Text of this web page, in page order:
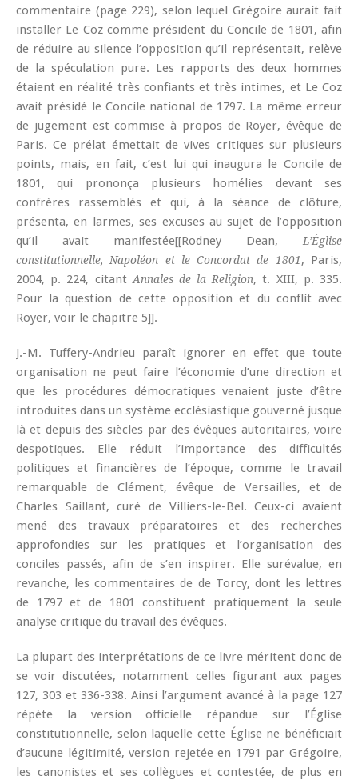
commentaire (page 229), selon lequel Grégoire aurait fait
installer Le Coz comme président du Concile de 1801, afin
de réduire au silence l’opposition qu’il représentait, relève
de la spéculation pure. Les rapports des deux hommes
étaient en réalité très confiants et très intimes, et Le Coz
avait présidé le Concile national de 1797. La même erreur
de jugement est commise à propos de Royer, évêque de
Paris. Ce prélat émettait de vives critiques sur plusieurs
points, mais, en fait, c’est lui qui inaugura le Concile de
1801, qui prononça plusieurs homélies devant ses
confrères rassemblés et qui, à la séance de clôture,
présenta, en larmes, ses excuses au sujet de l’opposition
qu’il avait manifestée[[Rodney Dean, L’Église
constitutionnelle, Napoléon et le Concordat de 1801, Paris,
2004, p. 224, citantAnnales de la Religion, t. XIII, p. 335.
Pour la question de cette opposition et du conflit avec
Royer, voir le chapitre 5]].
J.-M. Tuffery-Andrieu paraît ignorer en effet que toute
organisation ne peut faire l’économie d’une direction et
que les procédures démocratiques venaient juste d’être
introduites dans un système ecclésiastique gouverné jusque
là et depuis des siècles par des évêques autoritaires, voire
despotiques. Elle réduit l’importance des difficultés
politiques et financières de l’époque, comme le travail
remarquable de Clément, évêque de Versailles, et de
Charles Saillant, curé de Villiers-le-Bel. Ceux-ci avaient
mené des travaux préparatoires et des recherches
approfondies sur les pratiques et l’organisation des
conciles passés, afin de s’en inspirer. Elle surévalue, en
revanche, les commentaires de de Torcy, dont les lettres
de 1797 et de 1801 constituent pratiquement la seule
analyse critique du travail des évêques.
La plupart des interprétations de ce livre méritent donc de
se voir discutées, notamment celles figurant aux pages
127, 303 et 336-338. Ainsi l’argument avancé à la page 127
répète la version officielle répandue sur l’Église
constitutionnelle, selon laquelle cette Église ne bénéficiait
d’aucune légitimité, version rejetée en 1791 par Grégoire,
les canonistes et ses collègues et contestée, de plus en